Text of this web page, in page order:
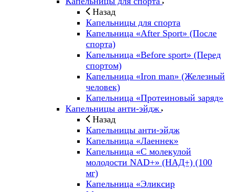
Назад
Капельницы для спорта
Капельница «After Sport» (После
спорта)
Капельница «Before sport» (Перед
спортом)
Капельница «Iron man» (Железный
человек)
Капельница «Протеиновый заряд»
Капельницы анти-эйдж
Назад
Капельницы анти-эйдж
Капельница «Лаеннек»
Капельница «С молекулой
молодости NAD+» (НАД+) (100
мг)
Капельница «Эликсир